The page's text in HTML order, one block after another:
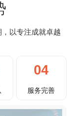
以专注成就卓越
04
服务完善